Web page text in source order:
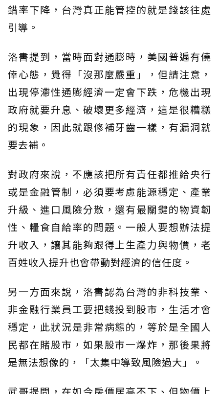
錯率下降，台灣真正能管控的就是錢該往處
引導。
洛書提到，當時面對通膨時，美國普遍有僥
倖心態，覺得「沒那麼嚴重」，但請注意，
出現停滯性通膨經濟一定會下跌，危機出現
政府就要升息、破壞更多經濟，這是很糟糕
的現象，因此就跟修補牙齒一樣，有漏洞就
要去補。
對政府來說，不應該把所有責任都推給央行
或是金融管制，必須要考慮能源穩定、產業
升級、進口風險分散，還有最關鍵的物資韌
性、糧食自給率的問題。一般人要想辦法提
升收入，讓其能夠跟得上生產力與物價，老
百姓收入提升也會帶動對經濟的信任度。
另一方面來說，洛書認為台灣的非科技業、
非金融行業員工要把錢投到股市，生活才會
穩定，此狀況是非常病態的，等於是全國人
民都在賭股市，如果股市一爆炸，那後果將
是無法想像的，「太集中導致風險過大」。